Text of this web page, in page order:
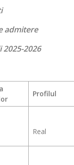
admitere
2026
Profilul
Real